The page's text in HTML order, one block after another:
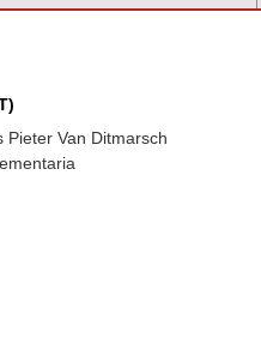
Pieter Van Ditmarsch